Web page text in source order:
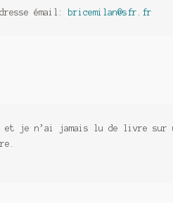
émail: bricemilan@sfr.fr
et je n’ai jamais lu de livre sur